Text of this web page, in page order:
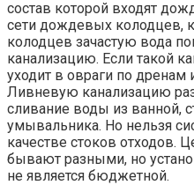
состав которой входят
сети дождевых колодцев,
колодцев зачастую вода
канализацию. Если такой
уходит в овраги по дренам
Ливневую канализацию
сливание воды из ванной,
умывальника. Но нельзя
качестве стоков отходов.
бывают разными, но
не является бюджетной.